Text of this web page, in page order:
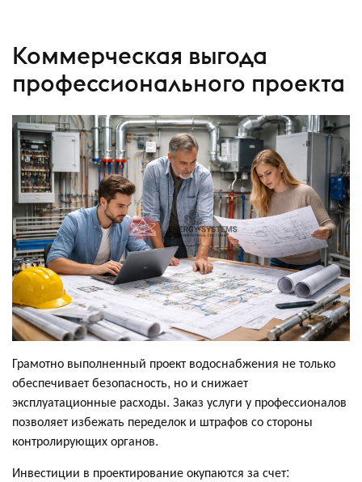
Коммерческая выгода
профессионального проекта
Грамотно выполненный проект водоснабжения не только
обеспечивает безопасность, но и снижает
эксплуатационные расходы. Заказ услуги у профессионалов
позволяет избежать переделок и штрафов со стороны
контролирующих органов.
Инвестиции в проектирование окупаются за счет: